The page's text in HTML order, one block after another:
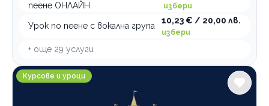
пеене ОНЛАЙН
избери
Урок по пеене с вокална група
10,23 € / 20,00 лв.
избери
+ още 29 услуги
Уроци по чужди езици LinguaLand
Курсове и уроци